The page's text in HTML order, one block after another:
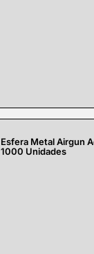
Esfera Metal Airgun
1000 Unidades